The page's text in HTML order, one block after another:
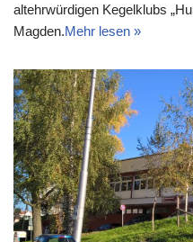
altehrwürdigen Kegelklubs
Magden.Mehr lesen »